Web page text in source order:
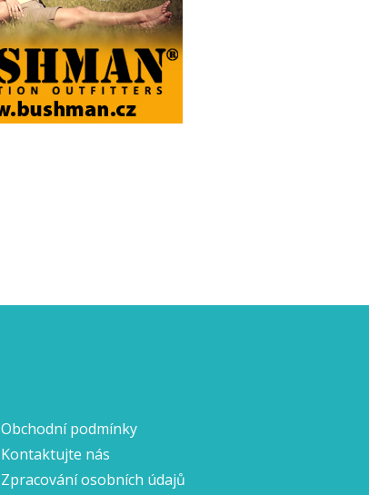
Obchodní podmínky
Kontaktujte nás
Zpracování osobních údajů